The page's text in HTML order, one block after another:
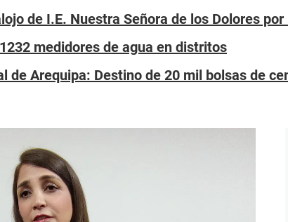
de I.E. Nuestra Señora de los Dolores
medidores de agua en distritos
de Arequipa: Destino de 20 mil bolsas de